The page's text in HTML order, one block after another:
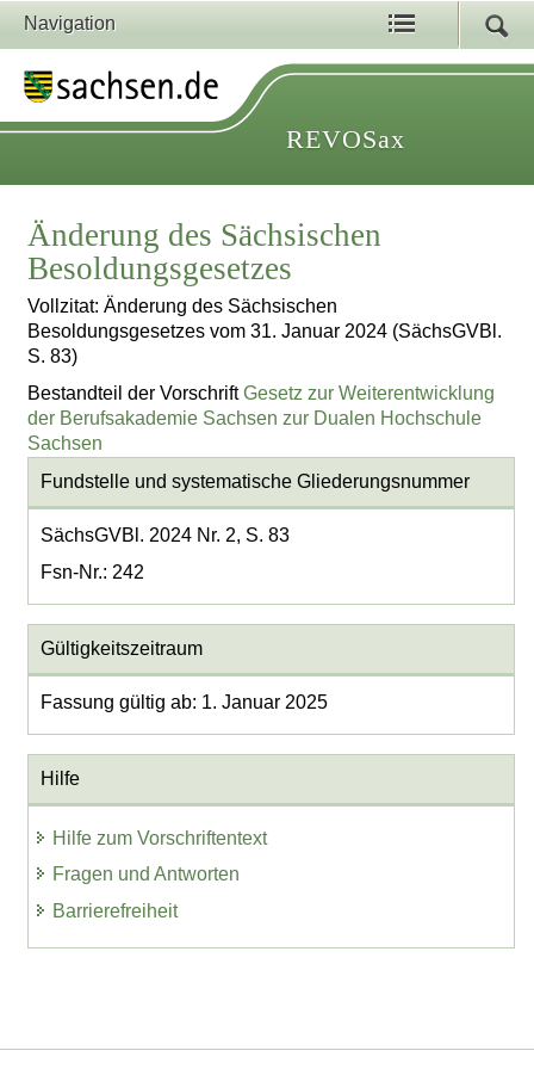
Navigation
REVOSax
Änderung des Sächsischen
Besoldungsgesetzes
Vollzitat: Änderung des Sächsischen
Besoldungsgesetzes vom 31. Januar 2024 (SächsGVBl.
S. 83)
Bestandteil der VorschriftGesetz zur Weiterentwicklung
der Berufsakademie Sachsen zur Dualen Hochschule
Sachsen
Fundstelle und systematische Gliederungsnummer
SächsGVBl. 2024 Nr. 2, S. 83
Fsn-Nr.: 242
Gültigkeitszeitraum
Fassung gültig ab: 1. Januar 2025
Hilfe
Hilfe zum Vorschriftentext
Fragen und Antworten
Barrierefreiheit